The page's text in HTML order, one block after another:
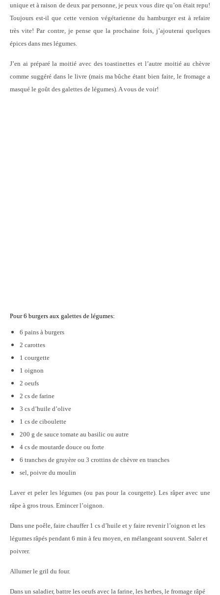
unique et à raison de deux par personne, je peux vous dire qu’on était repu!
Toujours est-il que cette version végétarienne du hamburger est à refaire
très vite! Par contre, je pense que la prochaine fois, j’ajouterai quelques
épices dans mes légumes.
J’en ai préparé la moitié avec des toastinettes et l’autre moitié au chèvre
comme suggéré dans le livre (mais ma bûche étant bien faite, le fromage a
masqué le goût des galettes de légumes). A vous de voir!
Pour 6 burgers aux galettes de légumes:
6 pains à burgers
2 carottes
1 courgette
1 oignon
2 oeufs
2 cs de farine
3 cs d’huile d’olive
1 cs de ciboulette
200 g de sauce tomate au basilic ou autre
4 cs de moutarde douce ou forte
6 tranches de gruyère ou 3 crottins de chèvre en tranches
sel, poivre du moulin
Laver et peler les légumes (ou pas pour la courgette). Les râper avec une
râpe à gros trous. Emincer l’oignon.
Dans une poêle, faire chauffer 1 cs d’huile et y faire revenir l’oignon et les
légumes râpés pendant 6 min à feu moyen, en mélangeant souvent. Saler et
poivrer.
Allumer le gril du four.
Dans un saladier, battre les oeufs avec la farine, les herbes, le fromage râpé